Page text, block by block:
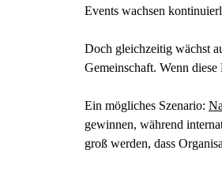
Events wachsen
Doch gleichzeitig wächst
Gemeinschaft. Wenn
Ein mögliches Szenario:
gewinnen, während
groß werden, dass